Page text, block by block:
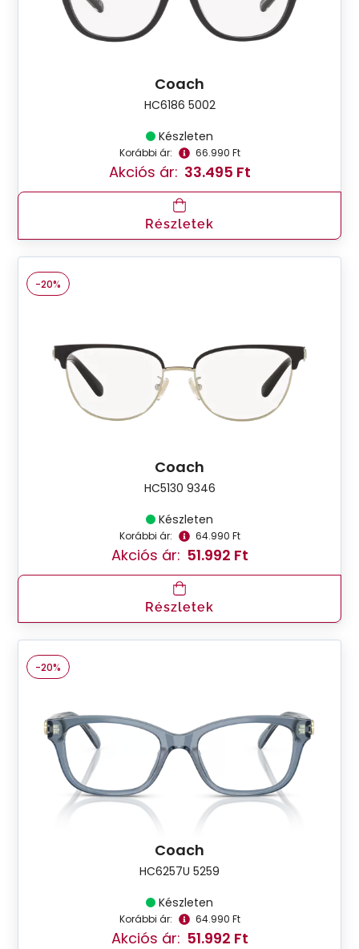
Coach
HC6186 5002
Készleten
Korábbi ár: 66.990 Ft
Akciós ár: 33.495 Ft
Részletek
-20%
Coach
HC5130 9346
Készleten
Korábbi ár: 64.990 Ft
Akciós ár: 51.992 Ft
Részletek
-20%
Coach
HC6257U 5259
Készleten
Korábbi ár: 64.990 Ft
Akciós ár: 51.992 Ft